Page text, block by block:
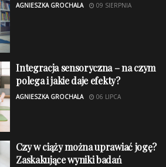
AGNIESZKA GROCHALA 09 SIERPNIA
Integracja sensoryczna – na czym
polega i jakie daje efekty?
AGNIESZKA GROCHALA 06 LIPCA
Czy w ciąży można uprawiać jogę?
Zaskakujące wyniki badań